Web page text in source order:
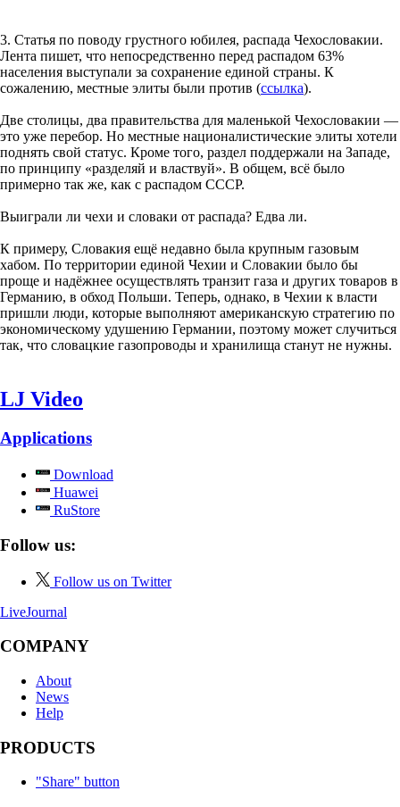
3. Статья по поводу грустного юбилея, распада Чехословакии.
Лента пишет, что непосредственно перед распадом 63%
населения выступали за сохранение единой страны. К
сожалению, местные элиты были против (ссылка).
Две столицы, два правительства для маленькой Чехословакии —
это уже перебор. Но местные националистические элиты хотели
поднять свой статус. Кроме того, раздел поддержали на Западе,
по принципу «разделяй и властвуй». В общем, всё было
примерно так же, как с распадом СССР.
Выиграли ли чехи и словаки от распада? Едва ли.
К примеру, Словакия ещё недавно была крупным газовым
хабом. По территории единой Чехии и Словакии было бы
проще и надёжнее осуществлять транзит газа и других товаров в
Германию, в обход Польши. Теперь, однако, в Чехии к власти
пришли люди, которые выполняют американскую стратегию по
экономическому удушению Германии, поэтому может случиться
так, что словацкие газопроводы и хранилища станут не нужны.
LJ Video
Applications
Download
Huawei
RuStore
Follow us:
Follow us on Twitter
LiveJournal
COMPANY
About
News
Help
PRODUCTS
"Share" button